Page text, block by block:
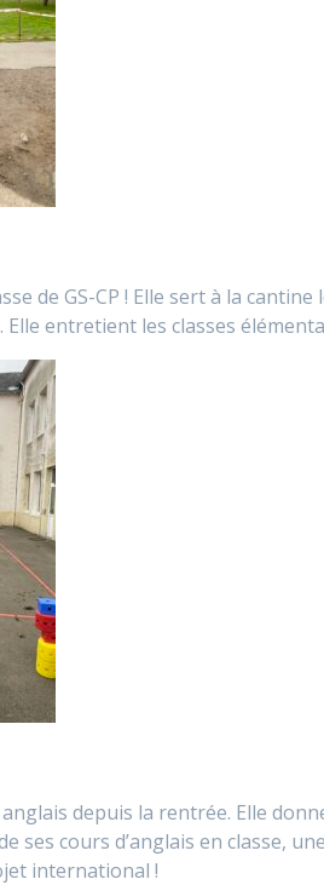
de GS-CP ! Elle sert à la
Elle entretient les classes
depuis la rentrée. Elle
ses cours d’anglais en classe,
international !